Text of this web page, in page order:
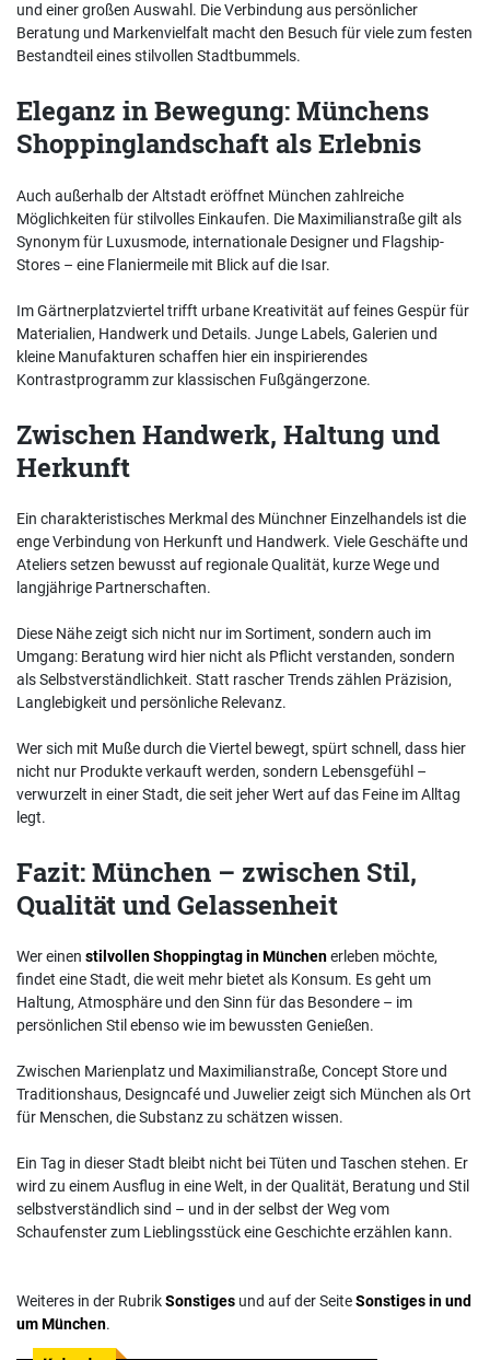
und einer großen Auswahl. Die Verbindung aus persönlicher
Beratung und Markenvielfalt macht den Besuch für viele zum festen
Bestandteil eines stilvollen Stadtbummels.
Eleganz in Bewegung: Münchens
Shoppinglandschaft als Erlebnis
Auch außerhalb der Altstadt eröffnet München zahlreiche
Möglichkeiten für stilvolles Einkaufen. Die Maximilianstraße gilt als
Synonym für Luxusmode, internationale Designer und Flagship-
Stores – eine Flaniermeile mit Blick auf die Isar.
Im Gärtnerplatzviertel trifft urbane Kreativität auf feines Gespür für
Materialien, Handwerk und Details. Junge Labels, Galerien und
kleine Manufakturen schaffen hier ein inspirierendes
Kontrastprogramm zur klassischen Fußgängerzone.
Zwischen Handwerk, Haltung und
Herkunft
Ein charakteristisches Merkmal des Münchner Einzelhandels ist die
enge Verbindung von Herkunft und Handwerk. Viele Geschäfte und
Ateliers setzen bewusst auf regionale Qualität, kurze Wege und
langjährige Partnerschaften.
Diese Nähe zeigt sich nicht nur im Sortiment, sondern auch im
Umgang: Beratung wird hier nicht als Pflicht verstanden, sondern
als Selbstverständlichkeit. Statt rascher Trends zählen Präzision,
Langlebigkeit und persönliche Relevanz.
Wer sich mit Muße durch die Viertel bewegt, spürt schnell, dass hier
nicht nur Produkte verkauft werden, sondern Lebensgefühl –
verwurzelt in einer Stadt, die seit jeher Wert auf das Feine im Alltag
legt.
Fazit: München – zwischen Stil,
Qualität und Gelassenheit
Wer einen stilvollen Shoppingtag in Münchenerleben möchte,
findet eine Stadt, die weit mehr bietet als Konsum. Es geht um
Haltung, Atmosphäre und den Sinn für das Besondere – im
persönlichen Stil ebenso wie im bewussten Genießen.
Zwischen Marienplatz und Maximilianstraße, Concept Store und
Traditionshaus, Designcafé und Juwelier zeigt sich München als Ort
für Menschen, die Substanz zu schätzen wissen.
Ein Tag in dieser Stadt bleibt nicht bei Tüten und Taschen stehen. Er
wird zu einem Ausflug in eine Welt, in der Qualität, Beratung und Stil
selbstverständlich sind – und in der selbst der Weg vom
Schaufenster zum Lieblingsstück eine Geschichte erzählen kann.
Weiteres in der RubrikSonstiges und auf der SeiteSonstiges in und
um München.